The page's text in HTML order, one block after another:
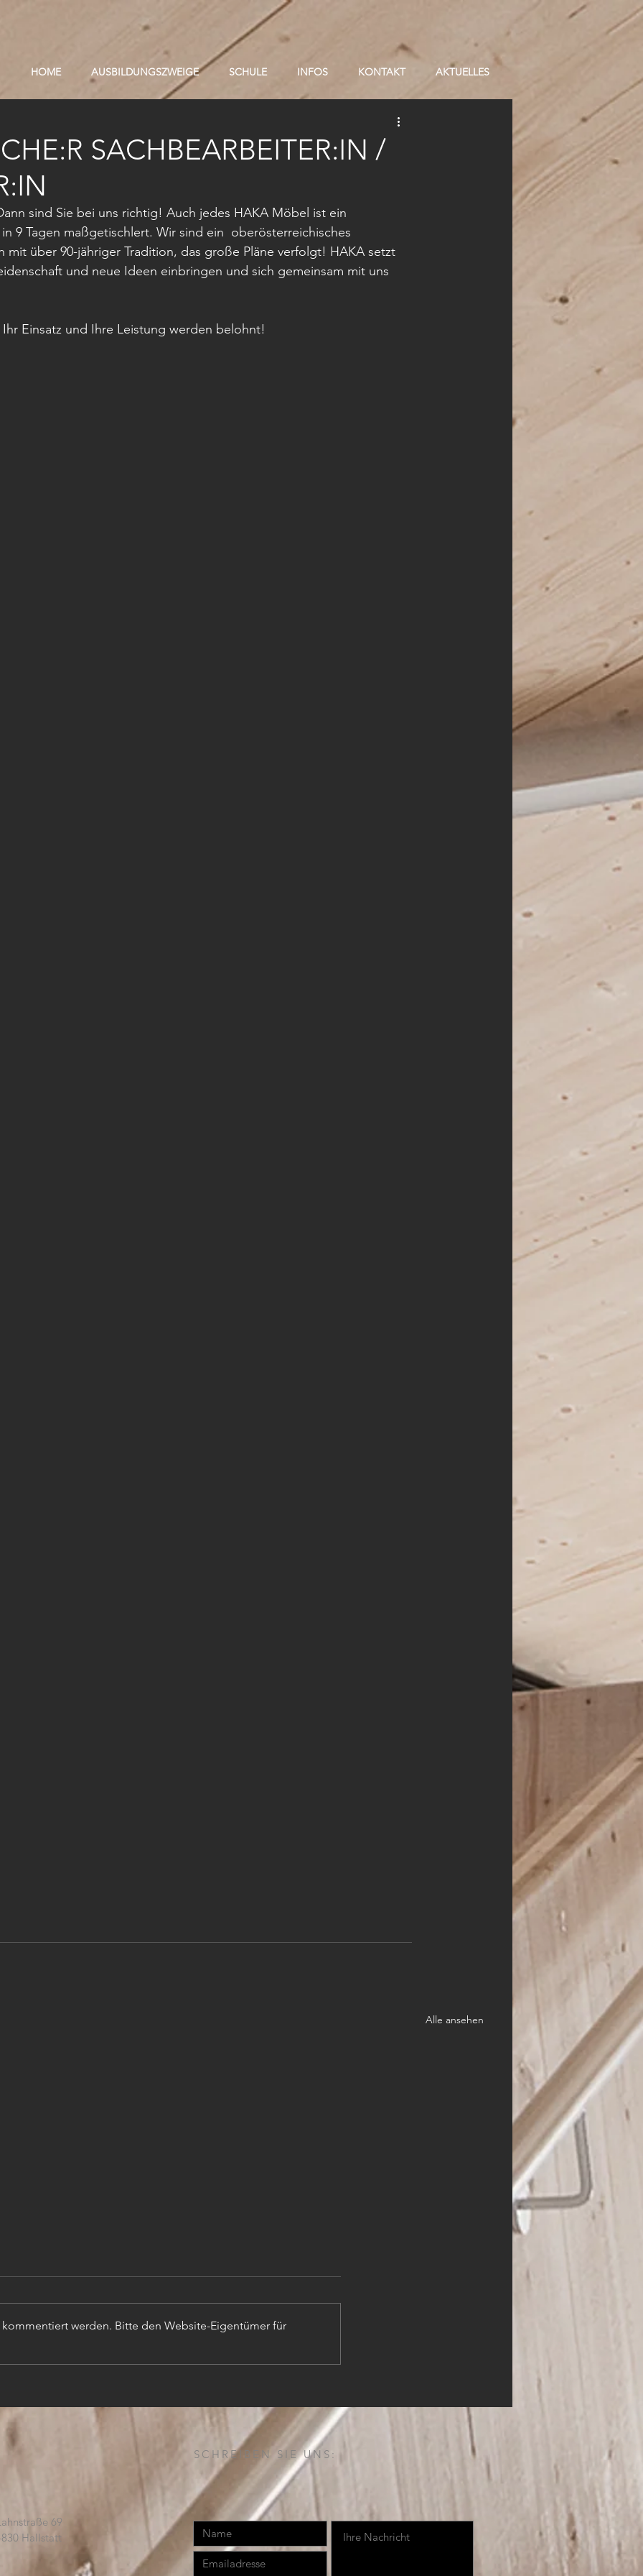
HOME AUSBILDUNGSZWEIGE SCHULE INFOS KONTAKT AKTUELLES
SACHBEARBEITER:IN /
sind Sie bei uns richtig! Auch jedes HAKA Möbel ist ein
9 Tagen maßgetischlert. Wir sind ein  oberösterreichisches
mit über 90-jähriger Tradition, das große Pläne verfolgt! HAKA setzt
und neue Ideen einbringen und sich gemeinsam mit uns
Einsatz und Ihre Leistung werden belohnt!
Alle ansehen
werden. Bitte den Website-Eigentümer für
69
Hallstatt
SCHREIBEN SIE UNS: